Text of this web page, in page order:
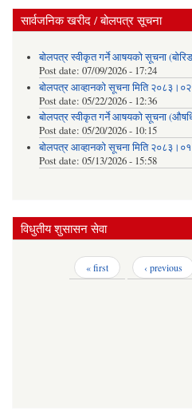
सार्वजनिक खरीद / बोलपत्र सूचना
बोलपत्र स्वीकृत गर्ने आषयको सूचना
Post date: 07/09/2026 - 17:24
बोलपत्र आव्हानको सूचना मिति
Post date: 05/22/2026 - 12:36
बोलपत्र स्वीकृत गर्ने आषयको सूचना
Post date: 05/20/2026 - 10:15
बोलपत्र आव्हानको सूचना मिति
Post date: 05/13/2026 - 15:58
विधुतीय शुसासन सेवा
« first ‹ previous